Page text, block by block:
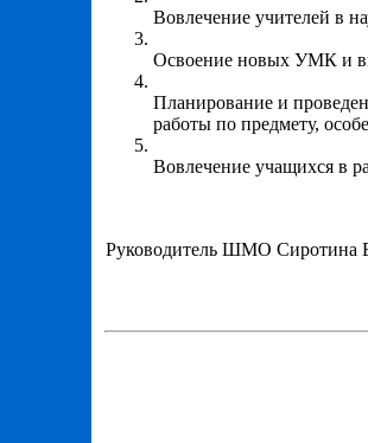
Вовлечение учителей в
Освоение новых УМК и
Планирование и
работы по предмету,
Вовлечение учащихся в
Руководитель ШМО Сиротина